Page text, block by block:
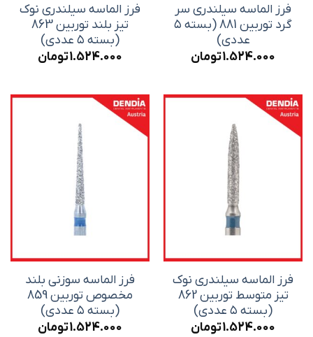
فرز الماسه سیلندری سر
گرد توربین 881 (بسته ۵
عددی)
1.524.000تومان
فرز الماسه سیلندری نوک
تیز بلند توربین 863
(بسته ۵ عددی)
1.524.000تومان
فرز الماسه سیلندری نوک
تیز متوسط توربین 862
(بسته ۵ عددی)
1.524.000تومان
فرز الماسه سوزنی بلند
مخصوص توربین 859
(بسته ۵ عددی)
1.524.000تومان